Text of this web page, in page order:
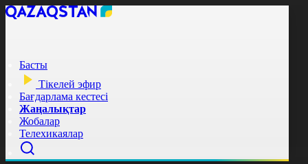
Басты
Тікелей эфир
Бағдарлама кестесі
Жаңалықтар
Жобалар
Телехикаялар